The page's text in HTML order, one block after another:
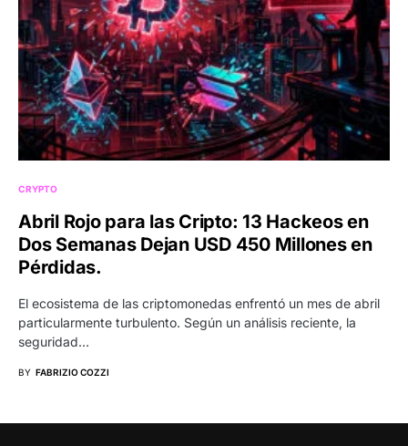
CRYPTO
Abril Rojo para las Cripto: 13 Hackeos en
Dos Semanas Dejan USD 450 Millones en
Pérdidas.
El ecosistema de las criptomonedas enfrentó un mes de abril
particularmente turbulento. Según un análisis reciente, la
seguridad…
BY FABRIZIO COZZI